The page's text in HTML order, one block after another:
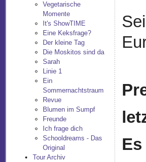
Vegetarische
Momente
It's ShowTIME
Eine Keksfrage?
Der kleine Tag
Die Moskitos sind da
Sarah
Linie 1
Ein
Sommernachtstraum
Revue
Blumen im Sumpf
Freunde
Ich frage dich
Schooldreams - Das
Original
Tour Archiv